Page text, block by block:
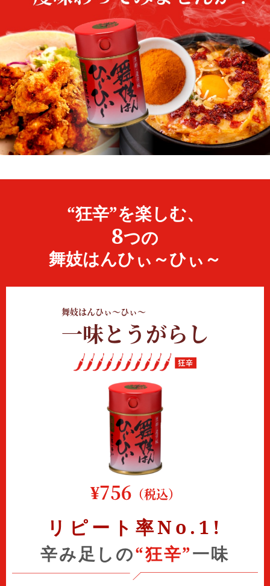
“狂辛”を楽しむ、
8つの
舞妓はんひぃ～ひぃ～
リピート率No.1!
辛み足しの“狂辛”一味
舞妓はんひぃ～ひぃ～
一味とうがらし
¥756 （税込）